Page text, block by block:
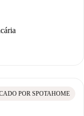
POR SPOTAHOME